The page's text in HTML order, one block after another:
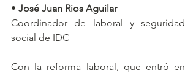
• José Juan Rios Aguilar
Coordinador de laboral y seguridad
social de IDC
Con la reforma laboral, que entró en